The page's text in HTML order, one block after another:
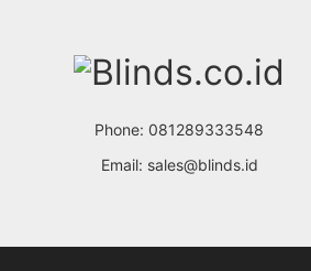
Phone: 081289333548
Email: sales@blinds.id